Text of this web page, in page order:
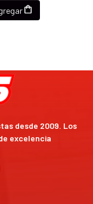
desde 2009. Los
excelencia